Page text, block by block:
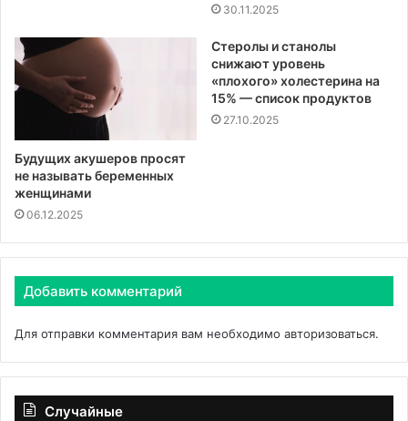
30.11.2025
Будущих акушеров просят
не называть беременных
женщинами
06.12.2025
Стеролы и станолы
снижают уровень
«плохого» холестерина на
15% — список продуктов
27.10.2025
Добавить комментарий
Для отправки комментария вам необходимо авторизоваться.
Случайные